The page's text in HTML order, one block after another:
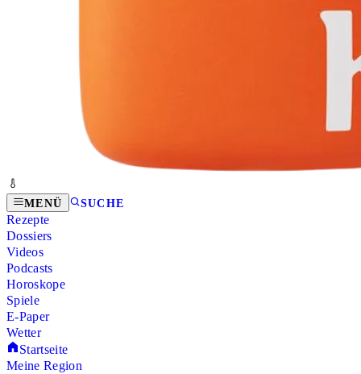
MENÜ SUCHE
Rezepte
Dossiers
Videos
Podcasts
Horoskope
Spiele
E-Paper
Wetter
Startseite
Meine Region